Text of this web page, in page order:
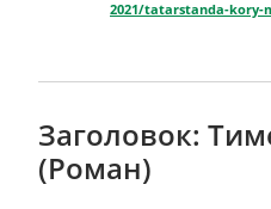
2021/tatarstanda-kory-
Заголовок:
(Роман)